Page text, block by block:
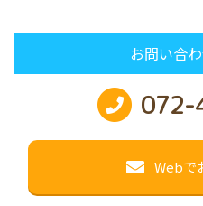
お問い合
072-
Webで